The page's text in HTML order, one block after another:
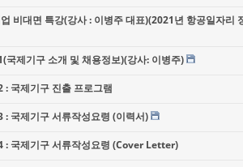
비대면 특강(강사 : 이병주 대표)(2021년 항공일자리
제기구 소개 및 채용정보)(강사: 이병주)
국제기구 진출 프로그램
국제기구 서류작성요령 (이력서)
국제기구 서류작성요령 (Cover Letter)